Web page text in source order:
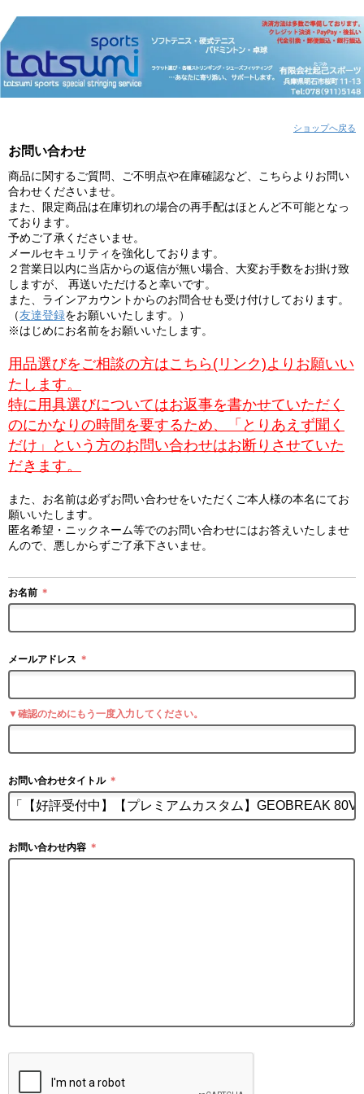
ショップへ戻る
お問い合わせ
商品に関するご質問、ご不明点や在庫確認など、こちらよりお問い
合わせくださいませ。
また、限定商品は在庫切れの場合の再手配はほとんど不可能となっ
ております。
予めご了承くださいませ。
メールセキュリティを強化しております。
２営業日以内に当店からの返信が無い場合、大変お手数をお掛け致
しますが、 再送いただけると幸いです。
また、ラインアカウントからのお問合せも受け付けしております。
（友達登録をお願いいたします。）
※はじめにお名前をお願いいたします。
用品選びをご相談の方はこちら(リンク)よりお願いい
たします。
特に用具選びについてはお返事を書かせていただく
のにかなりの時間を要するため、「とりあえず聞く
だけ」という方のお問い合わせはお断りさせていた
だきます。
また、お名前は必ずお問い合わせをいただくご本人様の本名にてお
願いいたします。
匿名希望・ニックネーム等でのお問い合わせにはお答えいたしませ
んので、悪しからずご了承下さいませ。
お名前 ＊
メールアドレス ＊
▼確認のためにもう一度入力してください。
お問い合わせタイトル ＊
お問い合わせ内容 ＊